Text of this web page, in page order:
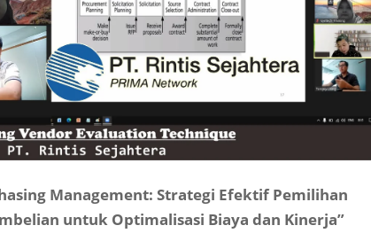
Management: Strategi Efektif Pemilihan
untuk Optimalisasi Biaya dan Kinerja”